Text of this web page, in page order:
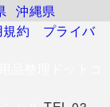
沖縄県
約
プライバ